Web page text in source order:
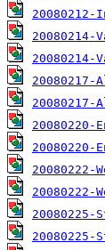
20080220-
20080222-
20080222-
20080225-
20080225-